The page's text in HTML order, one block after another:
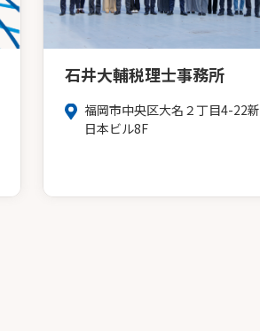
石井大輔税理士事務所
福岡市中央区大名２丁目4-22新
日本ビル8F